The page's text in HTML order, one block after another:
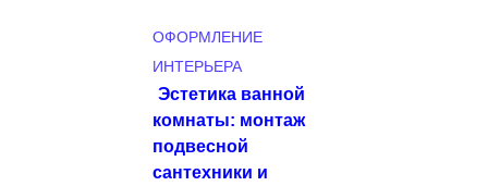
ОФОРМЛЕНИЕ
ИНТЕРЬЕРА
Эстетика ванной
комнаты: монтаж
подвесной
сантехники и